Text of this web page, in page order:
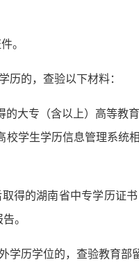
。
历的，查验以下材料：
的大专（含以上）高等教
校学生学历信息管理系统
得的湖南省中专学历证
。
学历学位的，查验教育